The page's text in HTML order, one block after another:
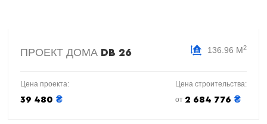
ПРОЕКТ ДОМА DB 26 136.96 М2
Цена проекта:
39 480 ₴
Цена строительства:
от 2 684 776 ₴